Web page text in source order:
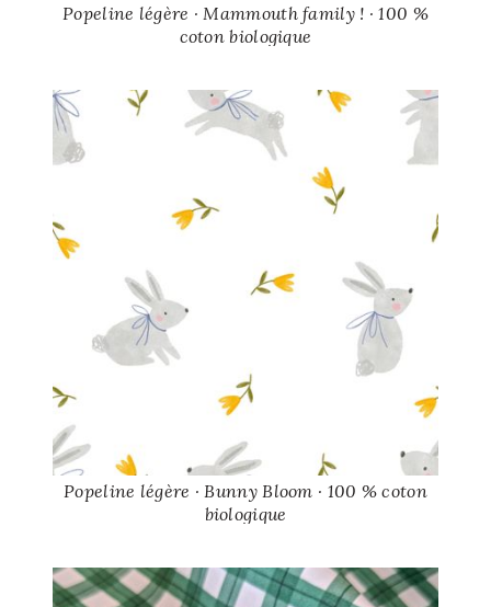
Popeline légère · Mammouth family ! · 100 %
coton biologique
Popeline légère · Bunny Bloom · 100 % coton
biologique